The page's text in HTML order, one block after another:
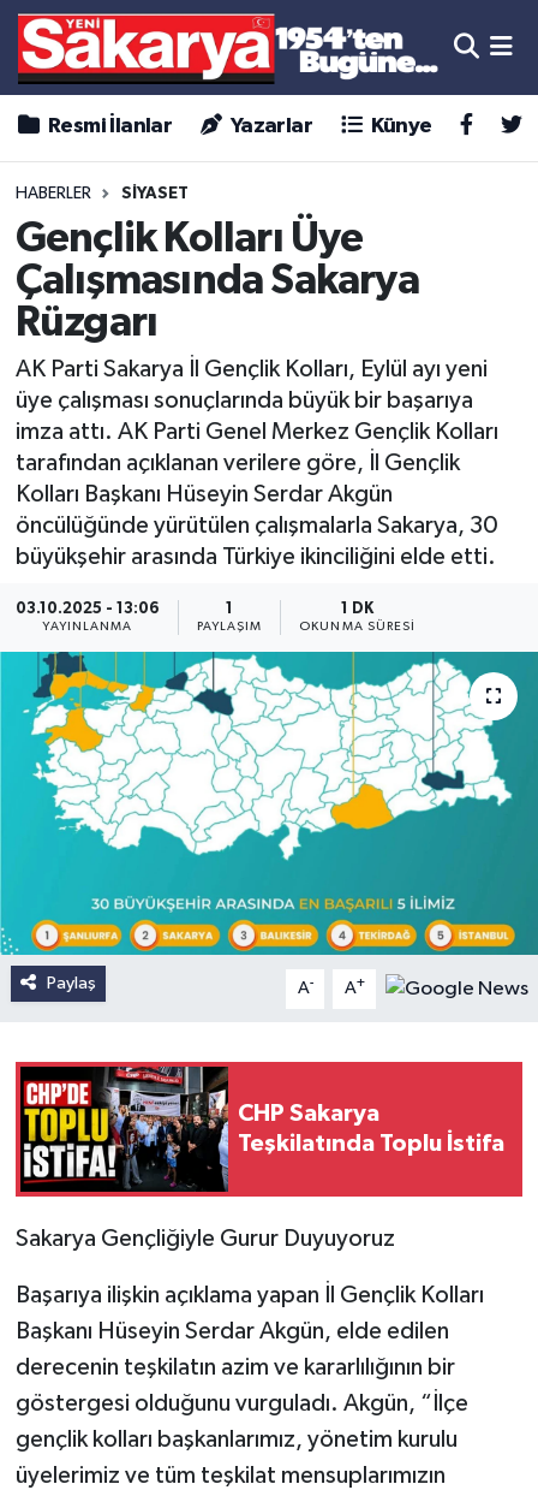
Resmi İlanlar Yazarlar Künye
HABERLER SİYASET
Gençlik Kolları Üye
Çalışmasında Sakarya
Rüzgarı
AK Parti Sakarya İl Gençlik Kolları, Eylül ayı yeni
üye çalışması sonuçlarında büyük bir başarıya
imza attı. AK Parti Genel Merkez Gençlik Kolları
tarafından açıklanan verilere göre, İl Gençlik
Kolları Başkanı Hüseyin Serdar Akgün
öncülüğünde yürütülen çalışmalarla Sakarya, 30
büyükşehir arasında Türkiye ikinciliğini elde etti.
03.10.2025 - 13:06
YAYINLANMA PAYLAŞIM
1 DK
OKUNMA SÜRESI
Paylaş A- A+
CHP Sakarya
Teşkilatında Toplu İstifa
Sakarya Gençliğiyle Gurur Duyuyoruz
Başarıya ilişkin açıklama yapan İl Gençlik Kolları
Başkanı Hüseyin Serdar Akgün, elde edilen
derecenin teşkilatın azim ve kararlılığının bir
göstergesi olduğunu vurguladı. Akgün, “İlçe
gençlik kolları başkanlarımız, yönetim kurulu
üyelerimiz ve tüm teşkilat mensuplarımızın